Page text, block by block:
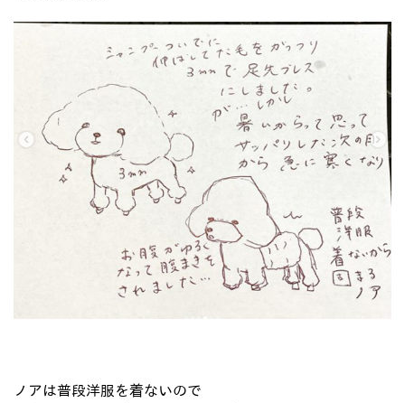
ノアは普段洋服を着ないので